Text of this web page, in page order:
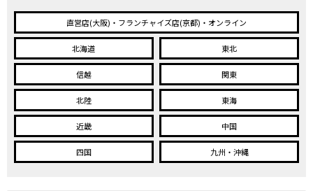
直営店(大阪)・フランチャイズ店(京都)・オンライン
北海道 東北
信越 関東
北陸 東海
近畿 中国
四国 九州・沖縄